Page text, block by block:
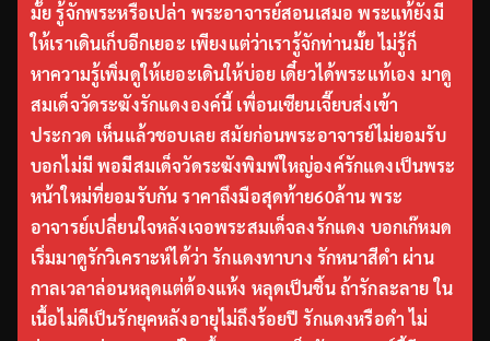
มั้ย รู้จักพระหรือเปล่า พระอาจารย์สอนเสมอ พระแท้ยังมี
ให้เราเดินเก็บอีกเยอะ เพียงแต่ว่าเรารู้จักท่านมั้ย ไม่รู้ก็
หาความรู้เพิ่มดูให้เยอะเดินให้บ่อย เดี๋ยวได้พระแท้เอง มาดู
สมเด็จวัดระฆังรักแดงองค์นี้ เพื่อนเซียนเจี๊ยบส่งเข้า
ประกวด เห็นแล้วชอบเลย สมัยก่อนพระอาจารย์ไม่ยอมรับ
บอกไม่มี พอมีสมเด็จวัดระฆังพิมพ์ใหญ่องค์รักแดงเป็นพระ
หน้าใหม่ที่ยอมรับกัน ราคาถึงมือสุดท้าย60ล้าน พระ
อาจารย์เปลี่ยนใจหลังเจอพระสมเด็จลงรักแดง บอกเก๊หมด
เริ่มมาดูรักวิเคราะห์ได้ว่า รักแดงทาบาง รักหนาสีดำ ผ่าน
กาลเวลาล่อนหลุดแต่ต้องแห้ง หลุดเป็นชิ้น ถ้ารักละลาย ใน
เนื้อไม่ดีเป็นรักยุคหลังอายุไม่ถึงร้อยปี รักแดงหรือดำ ไม่